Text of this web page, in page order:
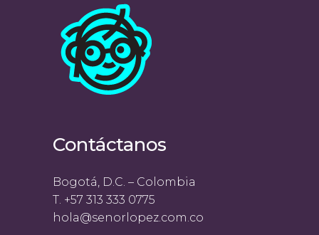
Contáctanos
Bogotá, D.C. – Colombia
T. +57 313 333 0775
hola@senorlopez.com.co